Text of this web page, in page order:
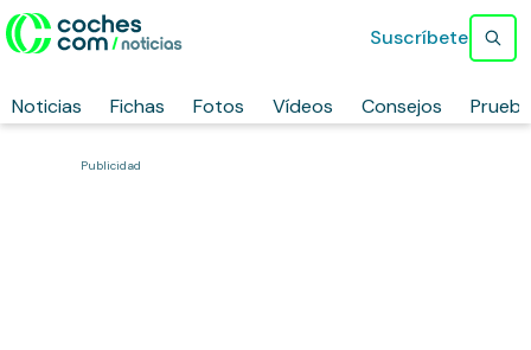
Noticias Fichas Fotos Vídeos Consejos
Suscríbete
Publicidad